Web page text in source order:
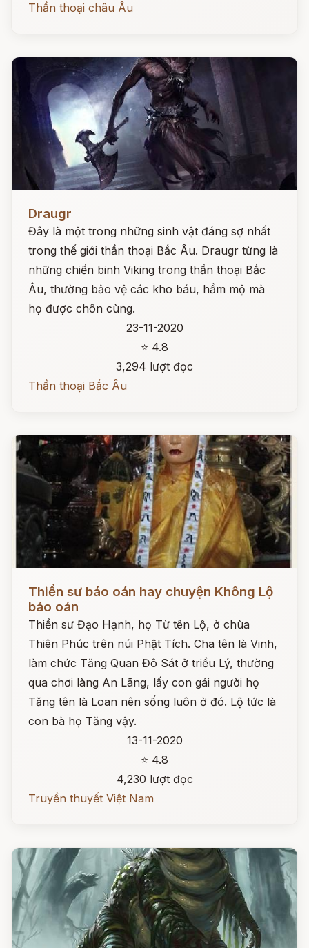
Thần thoại châu Âu
Draugr
Đây là một trong những sinh vật đáng sợ nhất
trong thế giới thần thoại Bắc Âu. Draugr từng là
những chiến binh Viking trong thần thoại Bắc
Âu, thường bảo vệ các kho báu, hầm mộ mà
họ được chôn cùng.
23-11-2020
⭐ 4.8
3,294 lượt đọc
Thần thoại Bắc Âu
Đọc ngay
Thiền sư báo oán hay chuyện Không Lộ
báo oán
Thiền sư Đạo Hạnh, họ Từ tên Lộ, ở chùa
Thiên Phúc trên núi Phật Tích. Cha tên là Vinh,
làm chức Tăng Quan Đô Sát ở triều Lý, thường
qua chơi làng An Lãng, lấy con gái người họ
Tăng tên là Loan nên sống luôn ở đó. Lộ tức là
con bà họ Tăng vậy.
13-11-2020
⭐ 4.8
4,230 lượt đọc
Truyền thuyết Việt Nam